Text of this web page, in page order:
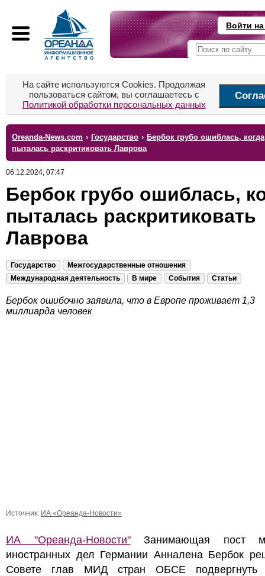
Войти
На сайте используются Cookies. Продолжая
пользоваться сайтом, вы соглашаетесь с
Политикой обработки персональных данных
Oreanda-News.com › Государство › Бербок грубо ошиблась, когда
пыталась раскритиковать Лаврова
06.12.2024, 07:47
Бербок грубо ошиблась,
пыталась раскритиковать
Лаврова
Государство
Межгосударственные отношения
Международная деятельность
В мире События Статьи
Бербок ошибочно заявила, что в Европе проживает 1,3
миллиарда человек
Источник: ИА «Ореанда-Новости»
ИА "Ореанда-Новости"Занимающая пост
иностранных дел Германии Анналена Бербок
Совете глав МИД стран ОБСЕ подвергнуть